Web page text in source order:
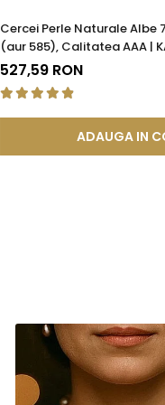
Cercei Perle Naturale Albe
(aur 585), Calitatea AAA |
527,59 RON
ADAUGA IN